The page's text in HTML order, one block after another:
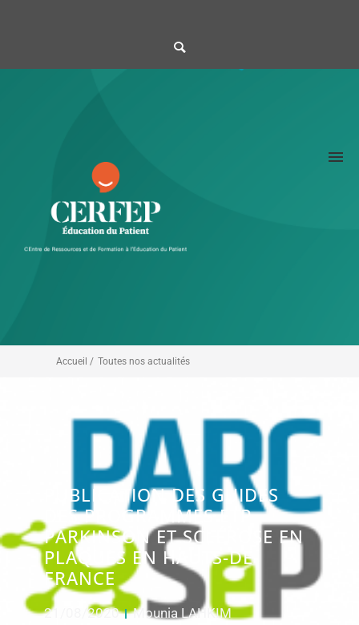
Accueil / Toutes nos actualités
PUBLICATION DES GUIDES
DES PROGRAMMES ETP
PARKINSON ET SCLÉROSE EN
PLAQUES EN HAUTS-DE-
FRANCE
21/08/2020 Mounia LAHKIM